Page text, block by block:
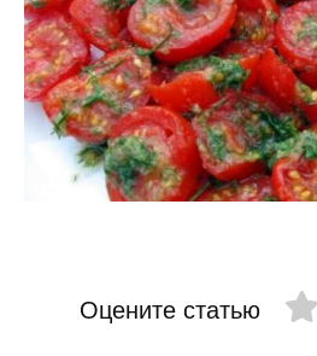
Оцените статью